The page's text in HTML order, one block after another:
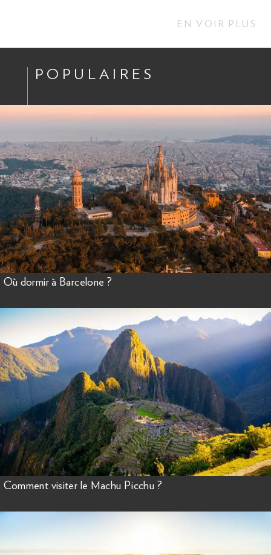
EN VOIR PLUS
POPULAIRES
Où dormir à Barcelone ?
Comment visiter le Machu Picchu ?